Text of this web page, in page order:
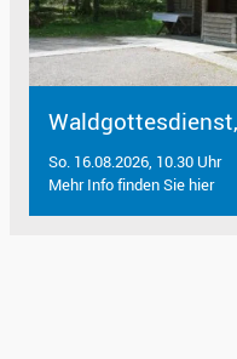
So. 16.08.2026, 10.30 Uhr
Mehr Info finden Sie hier